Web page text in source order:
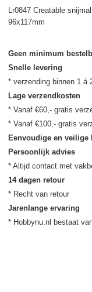
Lr0847 Creatable
96x117mm
Geen minimum
Snelle levering
Lage verzendkosten
* Vanaf €60,- gratis
Eenvoudige en veilige
Persoonlijk advies
14 dagen retour
Jarenlange ervaring
* Hobbynu.nl bestaat